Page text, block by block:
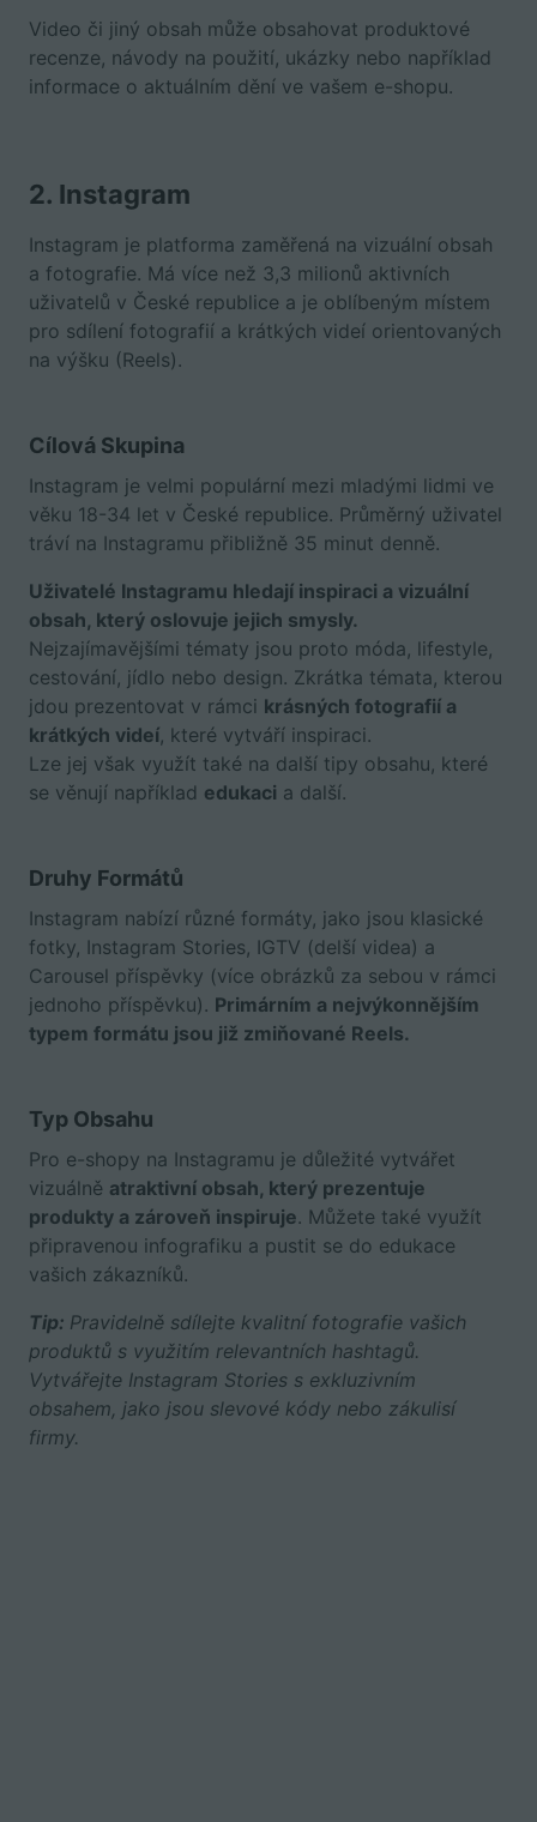
Video či jiný obsah může obsahovat produktové
recenze, návody na použití, ukázky nebo například
informace o aktuálním dění ve vašem e-shopu.
2. Instagram
Instagram je platforma zaměřená na vizuální obsah
a fotografie. Má více než 3,3 milionů aktivních
uživatelů v České republice a je oblíbeným místem
pro sdílení fotografií a krátkých videí orientovaných
na výšku (Reels).
Cílová Skupina
Instagram je velmi populární mezi mladými lidmi ve
věku 18-34 let v České republice. Průměrný uživatel
tráví na Instagramu přibližně 35 minut denně.
Uživatelé Instagramu hledají inspiraci a vizuální
obsah, který oslovuje jejich smysly.
Nejzajímavějšími tématy jsou proto móda, lifestyle,
cestování, jídlo nebo design. Zkrátka témata, kterou
jdou prezentovat v rámci krásných fotografií a
krátkých videí, které vytváří inspiraci.
Lze jej však využít také na další tipy obsahu, které
se věnují například edukaci a další.
Druhy Formátů
Instagram nabízí různé formáty, jako jsou klasické
fotky, Instagram Stories, IGTV (delší videa) a
Carousel příspěvky (více obrázků za sebou v rámci
jednoho příspěvku). Primárním a nejvýkonnějším
typem formátu jsou již zmiňované Reels.
Typ Obsahu
Pro e-shopy na Instagramu je důležité vytvářet
vizuálně atraktivní obsah, který prezentuje
produkty a zároveň inspiruje. Můžete také využít
připravenou infografiku a pustit se do edukace
vašich zákazníků.
Tip: Pravidelně sdílejte kvalitní fotografie vašich
produktů s využitím relevantních hashtagů.
Vytvářejte Instagram Stories s exkluzivním
obsahem, jako jsou slevové kódy nebo zákulisí
firmy.